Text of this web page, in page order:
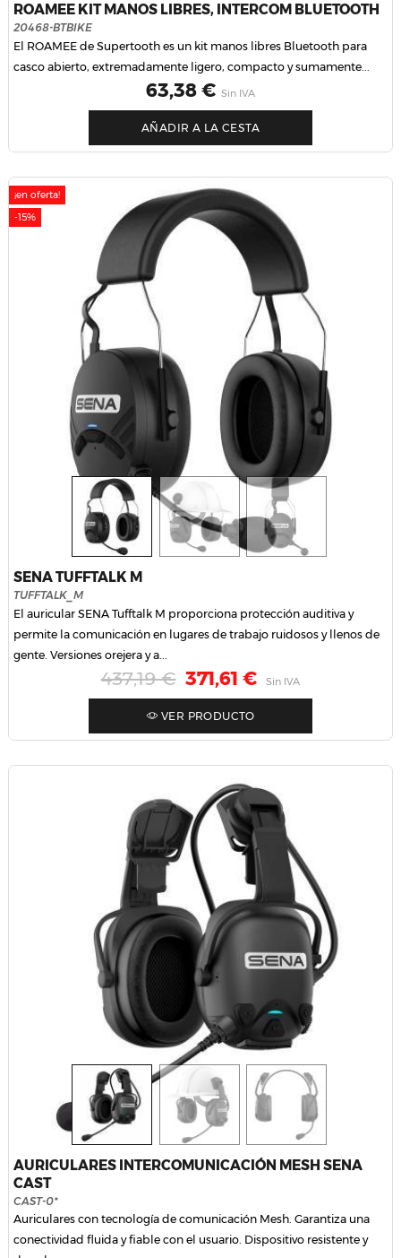
ROAMEE KIT MANOS LIBRES, INTERCOM BLUETOOTH
20468-BTBIKE
El ROAMEE de Supertooth es un kit manos libres Bluetooth para
casco abierto, extremadamente ligero, compacto y sumamente...
Precio
63,38 € Sin IVA
AÑADIR A LA CESTA
SENA TUFFTALK M
TUFFTALK_M
El auricular SENA Tufftalk M proporciona protección auditiva y
permite la comunicación en lugares de trabajo ruidosos y llenos de
gente. Versiones orejera y a...
Precio habitual
437,19 € Precio
371,61 € Sin IVA
VER PRODUCTO
¡en oferta!
-15%
AURICULARES INTERCOMUNICACIÓN MESH SENA
CAST
CAST-0*
Auriculares con tecnología de comunicación Mesh. Garantiza una
conectividad fluida y fiable con el usuario. Dispositivo resistente y